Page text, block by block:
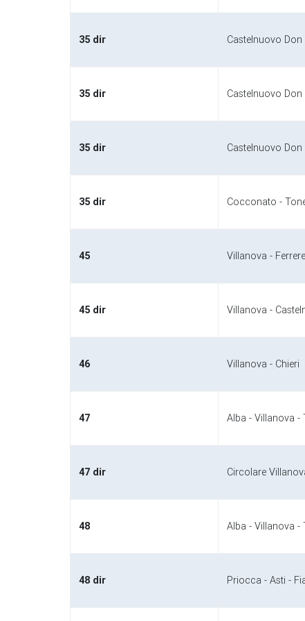
35 dir Castelnuovo
35 dir Castelnuovo
35 dir Castelnuovo
35 dir Cocconato -
45 Villanova -
45 dir Villanova -
46 Villanova - Chieri
47 Alba - Villanova -
47 dir Circolare
48 Alba - Villanova
48 dir Priocca - Asti -